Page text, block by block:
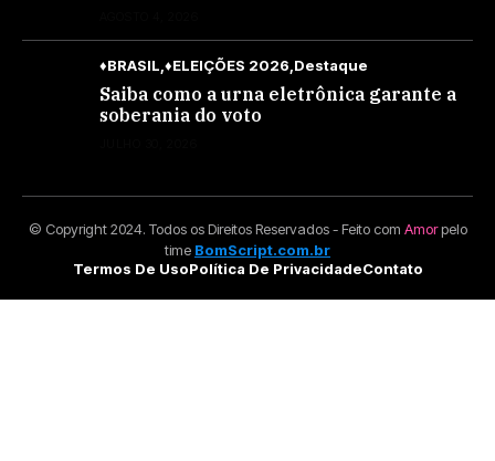
♦BRASIL ♦ELEIÇÕES 2026 Destaque
Saiba como a urna eletrônica garante a
soberania do voto
© Copyright 2024. Todos os Direitos Reservados - Feito com Amorpelo
time BomScript.com.br
Termos De UsoPolítica De PrivacidadeContato